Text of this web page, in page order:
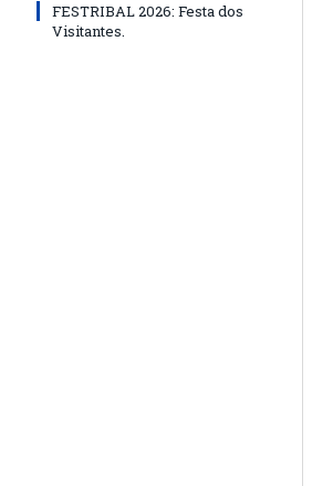
FESTRIBAL 2026: Festa dos
Visitantes.